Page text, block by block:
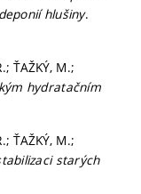
hlušiny.
ŤAŽKÝ, M.;
hydratačním
ŤAŽKÝ, M.;
starých